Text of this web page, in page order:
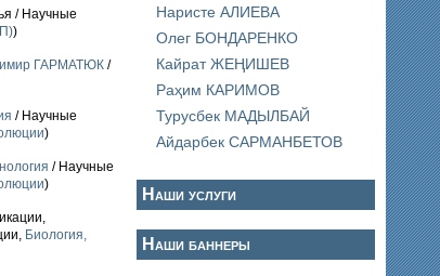
/ Научные
)
ГАРМАТЮК /
/ Научные
)
/ Научные
)
Биология,
Наристе АЛИЕВА
Олег БОНДАРЕНКО
Кайрат ЖЕҢИШЕВ
Раҳим КАРИМОВ
Турусбек МАДЫЛБАЙ
Айдарбек САРМАНБЕТОВ
Наши услуги
Наши баннеры